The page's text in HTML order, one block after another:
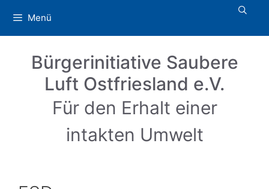
Inhalt
springen
Menü
Bürgerinitiative Saubere
Luft Ostfriesland e.V.
Für den Erhalt einer
intakten Umwelt